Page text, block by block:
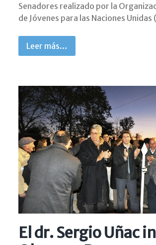
Senadores realizado por la
de Jóvenes para las Naciones Unidas
Leer más…
El dr. Sergio Uñac